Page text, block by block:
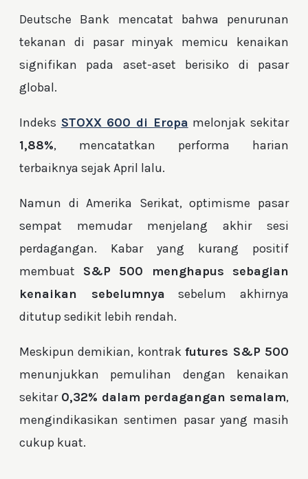
Deutsche Bank mencatat bahwa penurunan
tekanan di pasar minyak memicu kenaikan
signifikan pada aset-aset berisiko di pasar
global.
Indeks STOXX 600 di Eropa melonjak sekitar
1,88%, mencatatkan performa harian
terbaiknya sejak April lalu.
Namun di Amerika Serikat, optimisme pasar
sempat memudar menjelang akhir sesi
perdagangan. Kabar yang kurang positif
membuat S&P 500 menghapus sebagian
kenaikan sebelumnya sebelum akhirnya
ditutup sedikit lebih rendah.
Meskipun demikian, kontrakfutures S&P 500
menunjukkan pemulihan dengan kenaikan
sekitar 0,32% dalam perdagangan semalam,
mengindikasikan sentimen pasar yang masih
cukup kuat.